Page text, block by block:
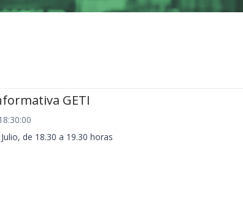
GETI
de 18.30 a 19.30 horas